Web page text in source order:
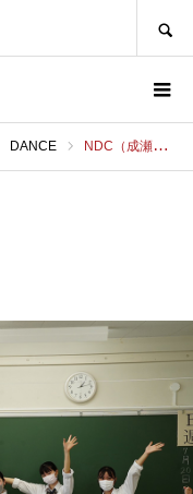
DANCE NDC（成瀬高校）